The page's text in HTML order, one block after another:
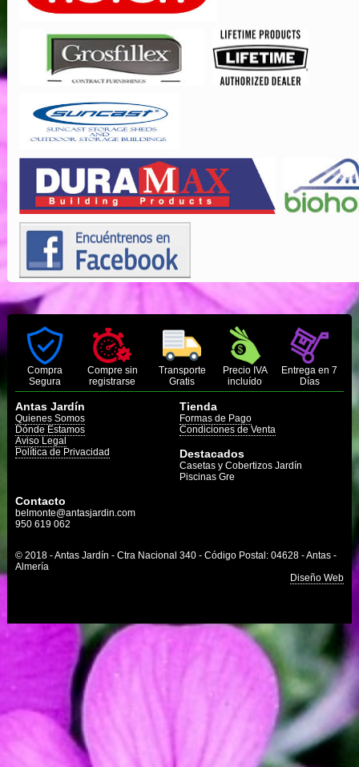
Compra
Segura
Compre sin
registrarse
Transporte
Gratis
Precio IVA
incluído
Entrega en 7
Días
Antas Jardín
Quienes Somos
Dónde Estamos
Aviso Legal
Política de Privacidad
Tienda
Formas de Pago
Condiciones de Venta
Destacados
Casetas y Cobertizos Jardín
Piscinas Gre
Contacto
belmonte@antasjardin.com
950 619 062
© 2018 - Antas Jardín - Ctra Nacional 340 - Código Postal: 04628 - Antas -
Almería
Diseño Web